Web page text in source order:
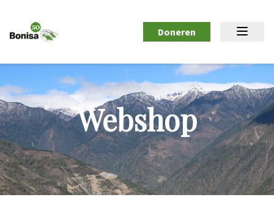
Doneren
Webshop